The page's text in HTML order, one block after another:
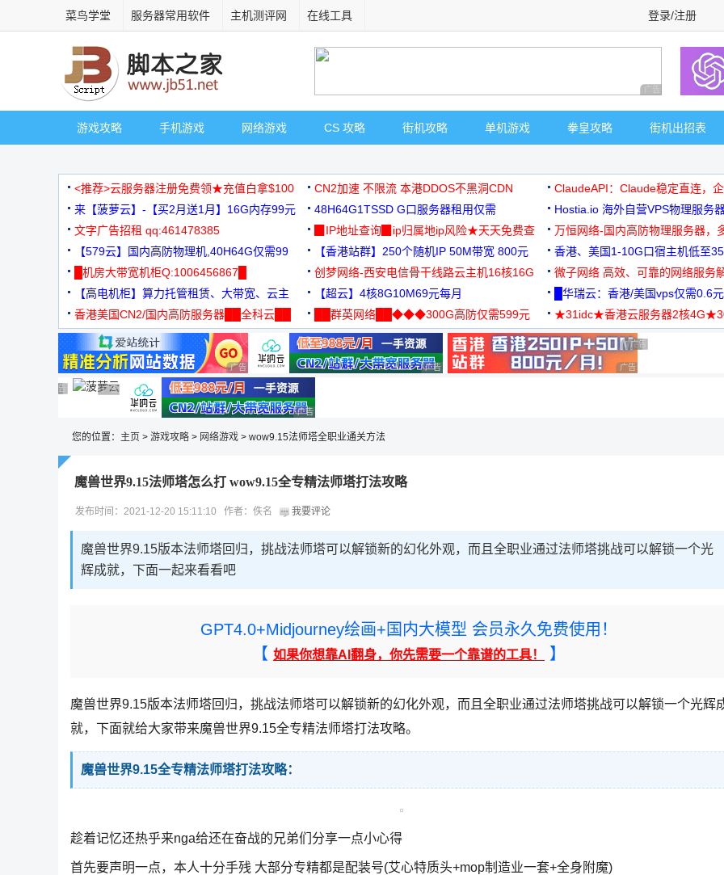
菜鸟学堂 服务器常用软件 主机测评网 在线工具 登录/注册
广告 商业广告，理
游戏攻略 手机游戏 网络游戏 CS 攻略 街机攻略 单机游戏 拳皇攻略 街机出招表
<推荐>云服务器注册免费领★充值白拿$100 CN2加速 不限流 本港DDOS不黑洞CDN
ClaudeAPI：Claude稳定直连，
来【菠萝云】-【买2月送1月】16G内存99元
48H64G1TSSD G口服务器租用仅需
3000+可免费测试
Hostia.io 海外自营VPS物理服务
文字广告招租 qq:461478385
▉IP地址查询▉ip归属地ip风险★天天免费查
万恒网络-国内高防物理服务器，
99元/月起
【579云】国内高防物理机,40H64G仅需99
元
【香港站群】250个随机IP 50M带宽 800元
香港、美国1-10G口宿主机低至
█机房大带宽机柜Q:1006456867█
创梦网络-西安电信骨干线路云主机16核16G
88元/月
微子网络 高效、可靠的网络服务
【高电机柜】算力托管租赁、大带宽、云主
机
【超云】4核8G10M69元每月
█华瑞云：香港/美国vps仅需0.6
香港美国CN2/国内高防服务器██全科云██
██群英网络██◆◆◆300G高防仅需599元
◆◆◆
★31idc★香港云服务器2核
用◆
广告 商业广告，理性选择 广告 商业广告，理性选择 广告 商业广告，理性选择
广告 商业广告，理性选择
广告 商业广告，理性选
广告 商业广告，理性选择
广告 商业广告，理性选择
广告 商业广告，理性选择广告 商业广告，理性选择
广告 商业广告，理性选择
您的位置： 主页 > 游戏攻略 > 网络游戏 > wow9.15法师塔全职业通关方法
魔兽世界9.15法师塔怎么打 wow9.15全专精法师塔打法攻略
发布时间：2021-12-20 15:11:10 作者：佚名 我要评论
魔兽世界9.15版本法师塔回归，挑战法师塔可以解锁新的幻化外观，而且全职业通过法师塔挑战可以解锁一个光
辉成就，下面一起来看看吧
GPT4.0+Midjourney绘画+国内大模型 会员永久免费使用！
【 如果你想靠AI翻身，你先需要一个靠谱的工具！ 】
魔兽世界9.15版本法师塔回归，挑战法师塔可以解锁新的幻化外观，而且全职业通过法师塔挑战可以解锁一个光辉
就，下面就给大家带来魔兽世界9.15全专精法师塔打法攻略。
魔兽世界9.15全专精法师塔打法攻略：
趁着记忆还热乎来nga给还在奋战的兄弟们分享一点小心得
首先要声明一点，本人十分手残 大部分专精都是配装号(艾心特质头+mop制造业一套+全身附魔)